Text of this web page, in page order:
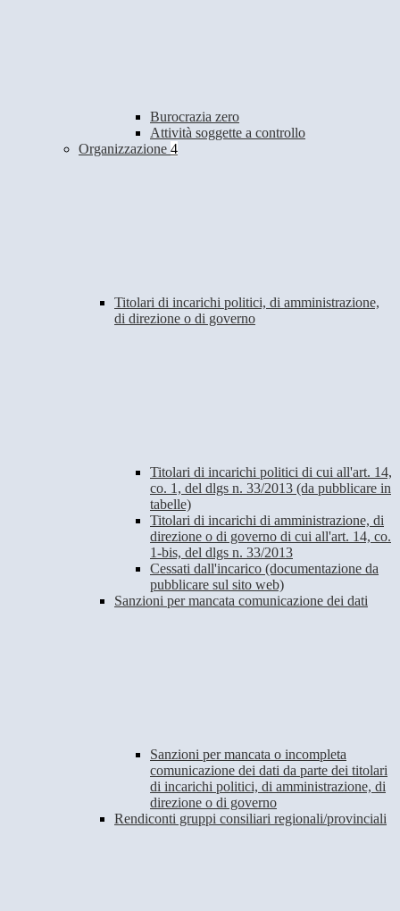
Burocrazia zero
Attività soggette a controllo
Organizzazione 4
Titolari di incarichi politici, di amministrazione,
di direzione o di governo
Titolari di incarichi politici di cui all'art. 14,
co. 1, del dlgs n. 33/2013 (da pubblicare in
tabelle)
Titolari di incarichi di amministrazione, di
direzione o di governo di cui all'art. 14, co.
1-bis, del dlgs n. 33/2013
Cessati dall'incarico (documentazione da
pubblicare sul sito web)
Sanzioni per mancata comunicazione dei dati
Sanzioni per mancata o incompleta
comunicazione dei dati da parte dei titolari
di incarichi politici, di amministrazione, di
direzione o di governo
Rendiconti gruppi consiliari regionali/provinciali